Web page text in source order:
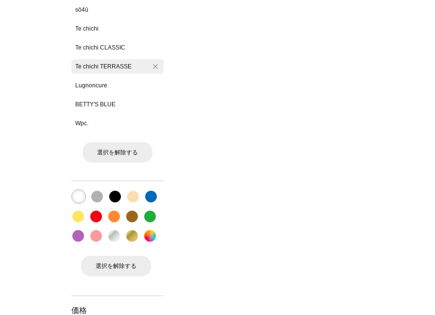
sō4ū
Te chichi
Te chichi CLASSIC
Te chichi TERRASSE
Lugnoncure
BETTY'S BLUE
Wpc.
選択を解除する
選択を解除する
価格